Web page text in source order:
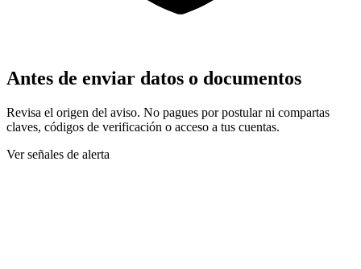
Antes de enviar datos o documentos
Revisa el origen del aviso. No pagues por postular ni compartas
claves, códigos de verificación o acceso a tus cuentas.
Ver señales de alerta